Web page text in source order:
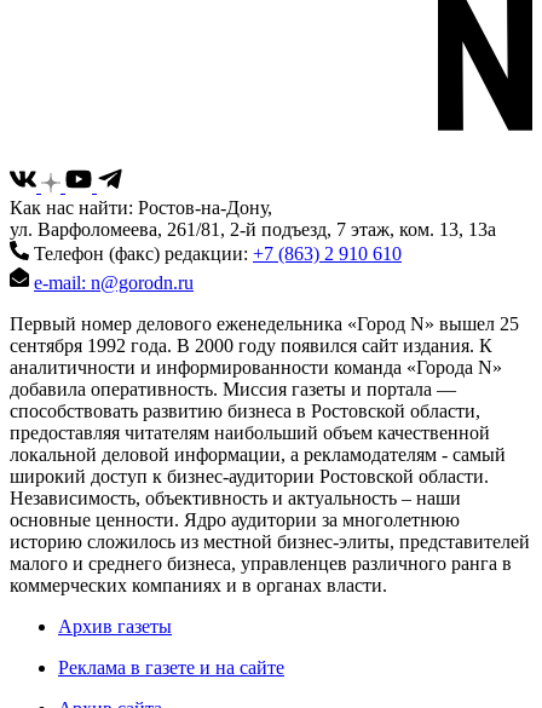
Как нас найти: Ростов-на-Дону,
ул. Варфоломеева, 261/81, 2-й подъезд, 7 этаж, ком. 13, 13а
Телефон (факс) редакции: +7 (863) 2 910 610
e-mail: n@gorodn.ru
Первый номер делового еженедельника «Город N» вышел 25
сентября 1992 года. В 2000 году появился сайт издания. К
аналитичности и информированности команда «Города N»
добавила оперативность. Миссия газеты и портала —
способствовать развитию бизнеса в Ростовской области,
предоставляя читателям наибольший объем качественной
локальной деловой информации, а рекламодателям - самый
широкий доступ к бизнес-аудитории Ростовской области.
Независимость, объективность и актуальность – наши
основные ценности. Ядро аудитории за многолетнюю
историю сложилось из местной бизнес-элиты, представителей
малого и среднего бизнеса, управленцев различного ранга в
коммерческих компаниях и в органах власти.
Архив газеты
Реклама в газете и на сайте